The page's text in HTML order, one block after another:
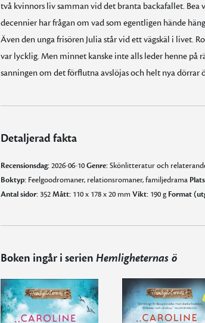
två kvinnors liv samman vid det branta backafallet. Bea
decennier har frågan om vad som egentligen hände
Även den unga frisören Julia står vid ett vägskäl i livet.
var lycklig. Men minnet kanske inte alls leder henne på
sanningen om det förflutna avslöjas och helt nya dörrar
Detaljerad fakta
Recensionsdag:2026-06-10Genre:Skönlitteratur och
Boktyp:Feelgoodromaner, relationsromaner, familjedrama
Antal sidor:352Mått:110 x 178 x 20 mmVikt:190 g Format
Boken ingår i serien Hemligheternas ö